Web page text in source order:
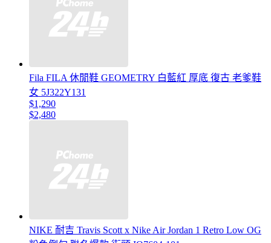
Fila FILA 休閒鞋 GEOMETRY 白藍紅 厚底 復古 老爹鞋
女 5J322Y131
$1,290
$2,480
NIKE 耐吉 Travis Scott x Nike Air Jordan 1 Retro Low OG